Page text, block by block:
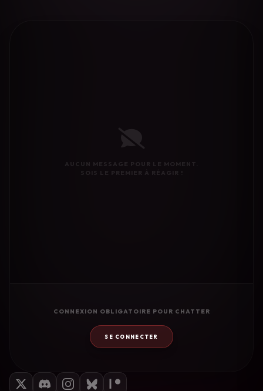
AUCUN MESSAGE POUR LE MOMENT.
CONNEXION OBLIGATOIRE POUR CHATTER
SE CONNECTER